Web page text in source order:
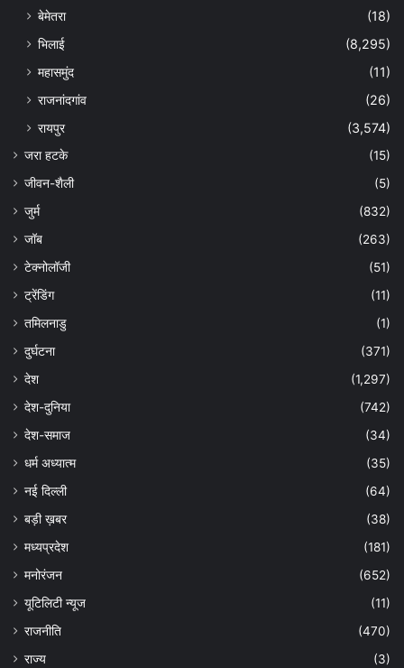
बेमेतरा
(18)
भिलाई
(8,295)
महासमुंद
(11)
राजनांदगांव
(26)
रायपुर
(3,574)
जरा हटके
(15)
जीवन-शैली
(5)
जुर्म
(832)
जॉब
(263)
टेक्नोलॉजी
(51)
ट्रेंडिंग
(11)
तमिलनाडु
(1)
दुर्घटना
(371)
देश
(1,297)
देश-दुनिया
(742)
देश-समाज
(34)
धर्म अध्यात्म
(35)
नई दिल्ली
(64)
बड़ी ख़बर
(38)
मध्यप्रदेश
(181)
मनोरंजन
(652)
यूटिलिटी न्यूज
(11)
राजनीति
(470)
राज्य
(3)